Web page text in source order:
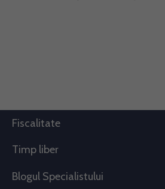
Fiscalitate
Timp liber
Blogul Specialistului